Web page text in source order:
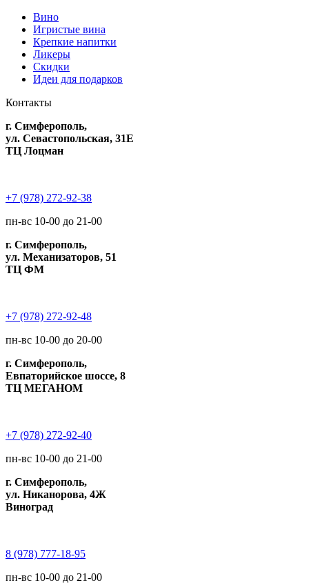
Вино
Игристые вина
Крепкие напитки
Ликеры
Скидки
Идеи для подарков
Контакты
г. Симферополь,
ул. Севастопольская, 31Е
ТЦ Лоцман
+7 (978) 272-92-38
пн-вс 10-00 до 21-00
г. Симферополь,
ул. Механизаторов, 51
ТЦ ФМ
+7 (978) 272-92-48
пн-вс 10-00 до 20-00
г. Симферополь,
Евпаторийское шоссе, 8
ТЦ МЕГАНОМ
+7 (978) 272-92-40
пн-вс 10-00 до 21-00
г. Симферополь,
ул. Никанорова, 4Ж
Виноград
8 (978) 777-18-95
пн-вс 10-00 до 21-00